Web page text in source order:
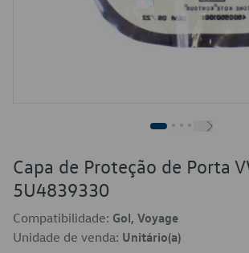
Capa de Proteção de Porta
5U4839330
Compatibilidade: Gol, Voyage
Unidade de venda: Unitário(a)